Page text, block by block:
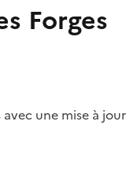
Forges
une mise à jour